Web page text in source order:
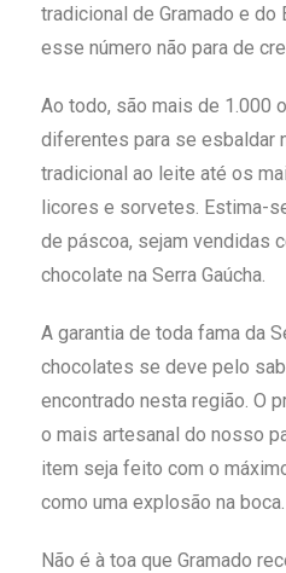
tradicional de Gramado e do
esse número não para de
Ao todo, são mais de 1.000
diferentes para se esbaldar
tradicional ao leite até os
licores e sorvetes. Estima-
de páscoa, sejam vendidas
chocolate na Serra Gaúcha.
A garantia de toda fama da
chocolates se deve pelo
encontrado nesta região. O
o mais artesanal do nosso
item seja feito com o
como uma explosão na boca.
Não é à toa que Gramado